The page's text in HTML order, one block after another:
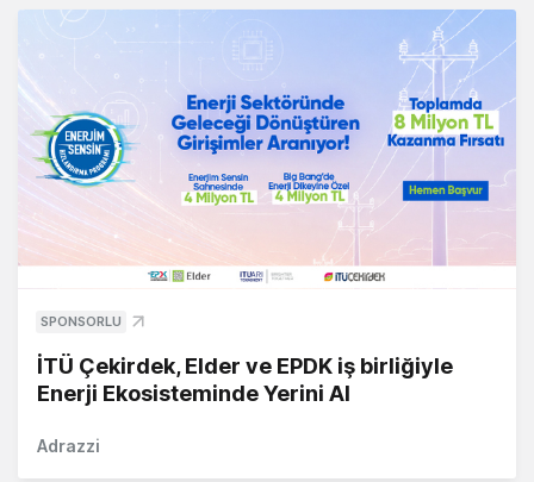
SPONSORLU
İTÜ Çekirdek, Elder ve EPDK iş birliğiyle
Enerji Ekosisteminde Yerini Al
Adrazzi